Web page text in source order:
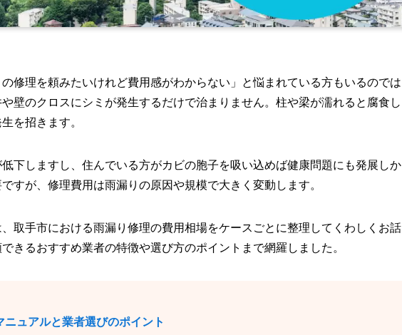
修理を頼みたいけれど費用感がわからない」と悩まれている方もいるのでは
壁のクロスにシミが発生するだけで治まりません。柱や梁が濡れると腐食し
を招きます。
下しますし、住んでいる方がカビの胞子を吸い込めば健康問題にも発展しか
すが、修理費用は雨漏りの原因や規模で大きく変動します。
取手市における雨漏り修理の費用相場をケースごとに整理してくわしくお話
きるおすすめ業者の特徴や選び方のポイントまで網羅しました。
ュアルと業者選びのポイント